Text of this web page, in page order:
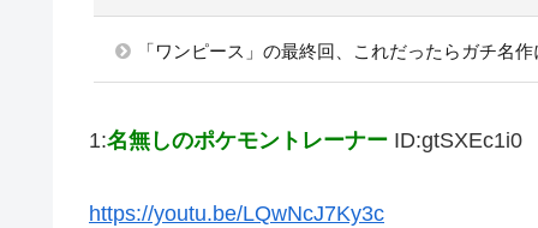
「ワンピース」の最終回、これだったらガチ名
1:名無しのポケモントレーナー ID:gtSXEc1i0
https://youtu.be/LQwNcJ7Ky3c